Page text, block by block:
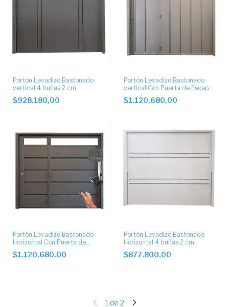
Portón Levadizo Bastonado
vertical 4 buñas 2 cm
$928.180,00
Portón Levadizo Bastonado
vertical Con Puerta de Escape
Lateral.
$1.120.680,00
Portón Levadizo Bastonado
Horizontal Con Puerta de
Escape Lateral y postigo
$1.120.680,00
Portón Levadizo Bastonado
Horizontal 4 buñas 2 cm
$877.800,00
1 de 2